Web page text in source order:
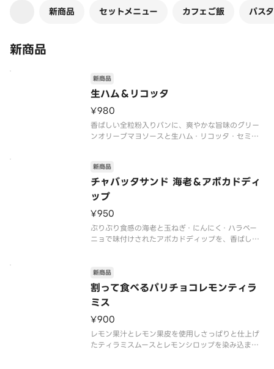
新商品 セットメニュー カフェご飯 パスタ
新商品
生ハム＆リコッタ
新商品
¥980
香ばしい全粒粉入りパンに、爽やかな旨味のグリー
ンオリーブマヨソースと生ハム・リコッタ・セミド
リコッタがベストマッチです。セミドライトマトの
酸味がアクセントになり、シンプ
チャバッタサンド 海老＆アボカドディ
ップ
新商品
¥950
ぷりぷり食感の海老と玉ねぎ・にんにく・ハラペー
ニョで味付けされたアボカドディップを、香ばしい
スライスをのせて、爽やかな香りと酸味をプラスし
割って食べるパリチョコレモンティラ
ミス
新商品
¥900
レモン果汁とレモン果皮を使用しさっぱりと仕上げ
たティラミスムースとレモンシロップを染み込ませ